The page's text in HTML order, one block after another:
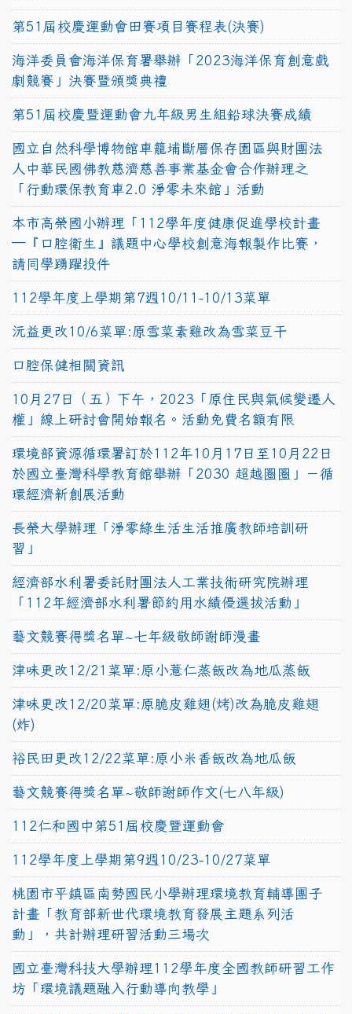
第51屆校慶運動會田賽項目賽程表(決賽)
海洋委員會海洋保育署舉辦「2023海洋保育創意戲
劇競賽」決賽暨頒獎典禮
第51屆校慶暨運動會九年級男生組鉛球決賽成績
國立自然科學博物館車籠埔斷層保存園區與財團法
人中華民國佛教慈濟慈善事業基金會合作辦理之
「行動環保教育車2.0 淨零未來館」活動
本市高榮國小辦理「112學年度健康促進學校計畫
─『口腔衛生』議題中心學校創意海報製作比賽，
請同學踴躍投件
112學年度上學期第7週10/11-10/13菜單
沅益更改10/6菜單:原雪菜素雞改為雪菜豆干
口腔保健相關資訊
10月27日（五）下午，2023「原住民與氣候變遷人
權」線上研討會開始報名。活動免費名額有限
環境部資源循環署訂於112年10月17日至10月22日
於國立臺灣科學教育館舉辦「2030 超越圈圈」－循
環經濟新創展活動
長榮大學辦理「淨零綠生活生活推廣教師培訓研
習」
經濟部水利署委託財團法人工業技術研究院辦理
「112年經濟部水利署節約用水績優選拔活動」
藝文競賽得獎名單~七年級敬師謝師漫畫
津味更改12/21菜單:原小薏仁蒸飯改為地瓜蒸飯
津味更改12/20菜單:原脆皮雞翅(烤)改為脆皮雞翅
(炸)
裕民田更改12/22菜單:原小米香飯改為地瓜飯
藝文競賽得獎名單~敬師謝師作文(七八年級)
112仁和國中第51屆校慶暨運動會
112學年度上學期第9週10/23-10/27菜單
桃園市平鎮區南勢國民小學辦理環境教育輔導團子
計畫「教育部新世代環境教育發展主題系列活
動」，共計辦理研習活動三場次
國立臺灣科技大學辦理112學年度全國教師研習工作
坊「環境議題融入行動導向教學」